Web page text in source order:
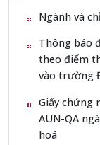
Ngành và
Thông báo
theo điểm
vào trường
Giấy chứng
AUN-QA
hoá